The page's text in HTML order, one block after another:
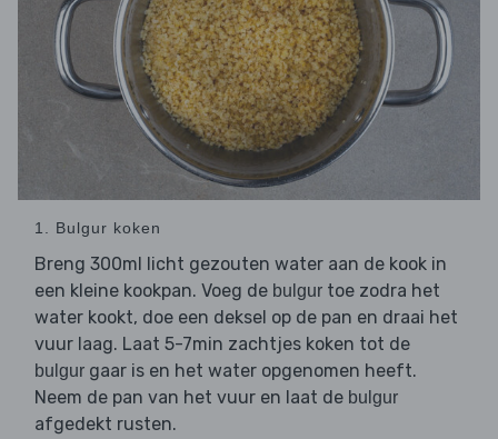
1. Bulgur koken
Breng 300ml licht gezouten water aan de kook in
een kleine kookpan. Voeg de bulgur toe zodra het
water kookt, doe een deksel op de pan en draai het
vuur laag. Laat 5-7min zachtjes koken tot de
bulgur gaar is en het water opgenomen heeft.
Neem de pan van het vuur en laat de bulgur
afgedekt rusten.